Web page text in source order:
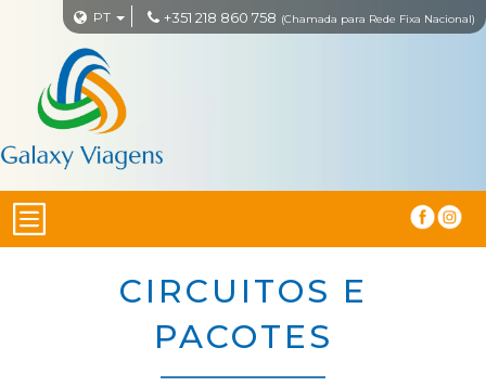
PT +351 218 860 758 (Chamada para Rede Fixa Nacional)
CIRCUITOS E
PACOTES